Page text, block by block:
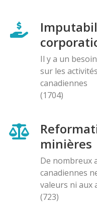
Il y a un
sur les
canadiennes
(1704)
minières
De nombreux
canadiennes
valeurs ni aux
(723)